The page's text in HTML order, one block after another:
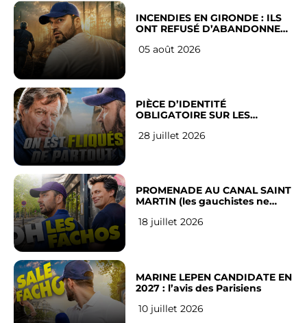
INCENDIES EN GIRONDE : ILS
ONT REFUSÉ D’ABANDONNER
05 août 2026
PIÈCE D’IDENTITÉ
OBLIGATOIRE SUR LES
Français
28 juillet 2026
PROMENADE AU CANAL SAINT
MARTIN (les gauchistes ne
18 juillet 2026
MARINE LEPEN CANDIDATE EN
2027 : l’avis des Parisiens
10 juillet 2026